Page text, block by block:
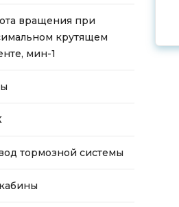
вращения при
крутящем
мин-1
тормозной системы